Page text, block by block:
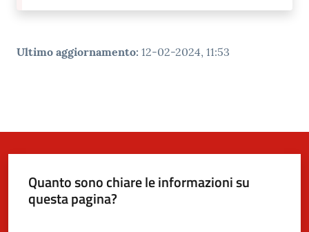
Ultimo aggiornamento: 12-02-2024, 11:53
Quanto sono chiare le informazioni su
questa pagina?